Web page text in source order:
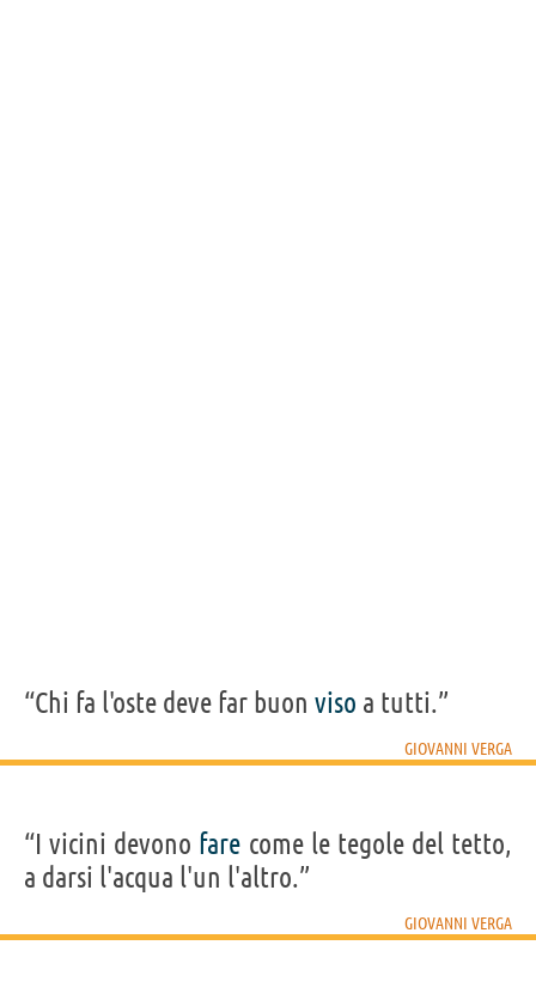
“Chi fa l'oste deve far buon viso a tutti.”
GIOVANNI VERGA
“I vicini devono fare come le tegole del tetto,
a darsi l'acqua l'un l'altro.”
GIOVANNI VERGA